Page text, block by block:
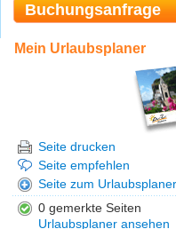
Buchungsanfrage
Mein Urlaubsplaner
Seite drucken
Seite empfehlen
Seite zum
0 gemerkte Seiten
Urlaubsplaner ansehen